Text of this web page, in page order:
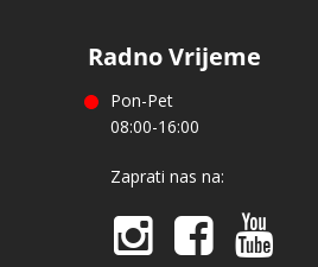
Radno Vrijeme
Pon-Pet
08:00-16:00
Zaprati nas na: